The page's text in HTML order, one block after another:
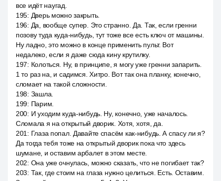
все идёт наугад.
195: Дверь можно закрыть.
196: Да, вообще супер. Это странно. Да. Так, если гренни
позову туда куда-нибудь, тут тоже все есть ключ от машины.
Ну ладно, это можно в конце применить пульт. Вот
недалеко, если я даже сюда кину крутилку.
197: Колоться. Ну, в принципе, я могу уже гренни запарить.
1 то раз на, и садимся. Хитро. Вот так она планку, конечно,
сломает на такой сложности.
198: Зашла.
199: Парим.
200: И уходим куда-нибудь. Ну, конечно, уже началось.
Сломала я на открытый дворик. Хотя, хотя, да.
201 : Глаза попал. Давайте спасём как-нибудь. А спасу ли я?
Да тогда тебя тоже на открытый дворик пока что здесь
шумане, и оставим арбалет в этом месте.
202: Она уже очнулась, можно сказать, что не погибает так?
203: Так, где стоим на глаза нужно целиться. Есть. Оставим.